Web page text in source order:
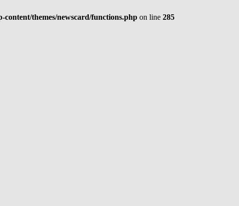
themes/newscard/functions.php on line 285